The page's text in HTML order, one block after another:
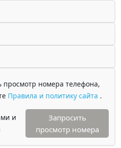
номера телефона,
Правила и политику сайта .
и
Запросить
просмотр номера